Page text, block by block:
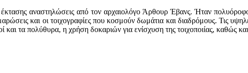
αναστηλώσεις από τον αρχαιολόγο Άρθουρ Έβανς. Ήταν
και οι τοιχογραφίες που κοσμούν δωμάτια και διαδρόμους. Τις
τα πολύθυρα, η χρήση δοκαριών για ενίσχυση της τοιχοποιίας, καθώς